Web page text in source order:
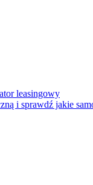
leasingowy
i sprawdź jakie